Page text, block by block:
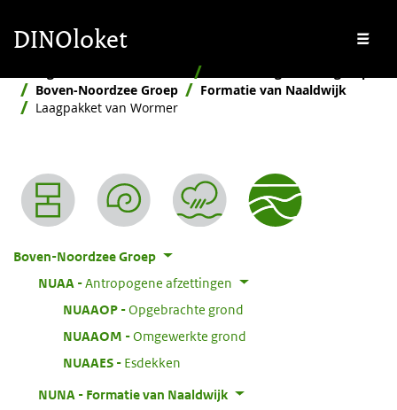
DINOloket
Boven-Noordzee Groep
Formatie van Naaldwijk
Laagpakket van Wormer
Nomenclator menu
Boven-Noordzee Groep
NUAA
Antropogene afzettingen
NUAAOP:
Opgebrachte grond
NUAAOM
Omgewerkte grond
NUAAES:
Esdekken
NUNA
Formatie van Naaldwijk